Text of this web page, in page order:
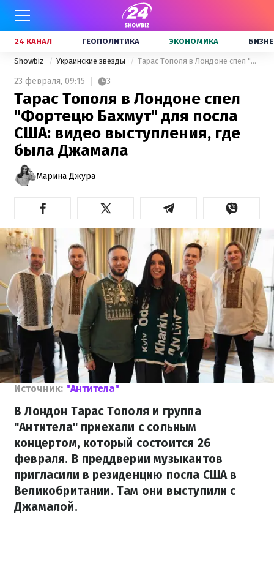
24 КАНАЛ ГЕОПОЛИТИКА ЭКОНОМИКА
Showbiz Украинские звезды Тарас Тополя в Лондоне спел "Фортецю Бахмут" для посла США: видео выступления, где была Джамала
23 февраля, 09:15 3
Тарас Тополя в Лондоне спел
"Фортецю Бахмут" для посла
США: видео выступления, где
была Джамала
Марина Джура
Источник: "Антитела"
В Лондон Тарас Тополя и группа
"Антитела" приехали с сольным
концертом, который состоится 26
февраля. В преддверии музыкантов
пригласили в резиденцию посла США в
Великобритании. Там они выступили с
Джамалой.